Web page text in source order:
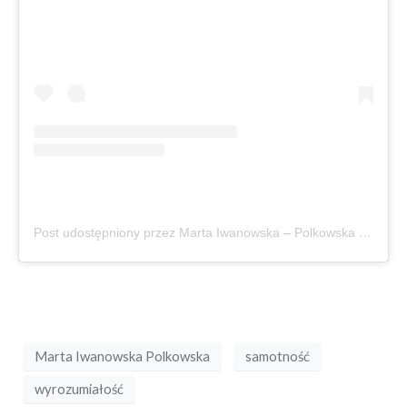
Post udostępniony przez Marta Iwanowska – Polkowska • Coachyca & Psycholożka (@marta.iwanowska.polkowska)
Marta Iwanowska Polkowska samotność
wyrozumiałość